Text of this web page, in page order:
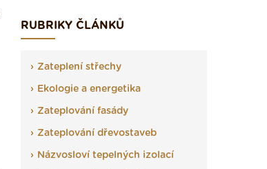
RUBRIKY ČLÁNKŮ
Zateplení střechy
Ekologie a energetika
Zateplování fasády
Zateplování dřevostaveb
Názvosloví tepelných izolací